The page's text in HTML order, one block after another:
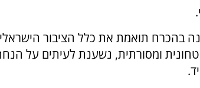
בהכרח תואמת את כלל הציבור
ומסורתית, נשענת לעיתים על